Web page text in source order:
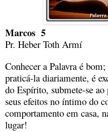
Marcos 5
Pr. Heber Toth Armí
Conhecer a Palavra é
praticá-la diariamente, é
do Espírito, submete-se
seus efeitos no íntimo do
comportamento em casa,
lugar!